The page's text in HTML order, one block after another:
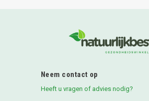
Neem contact op
Heeft u vragen of advies nodig?